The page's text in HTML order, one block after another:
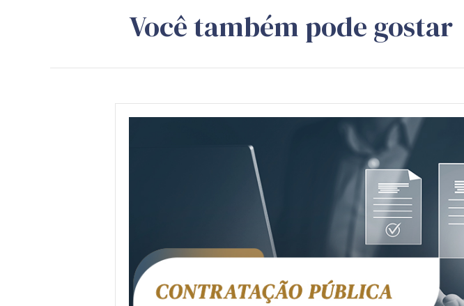
Você também pode gostar